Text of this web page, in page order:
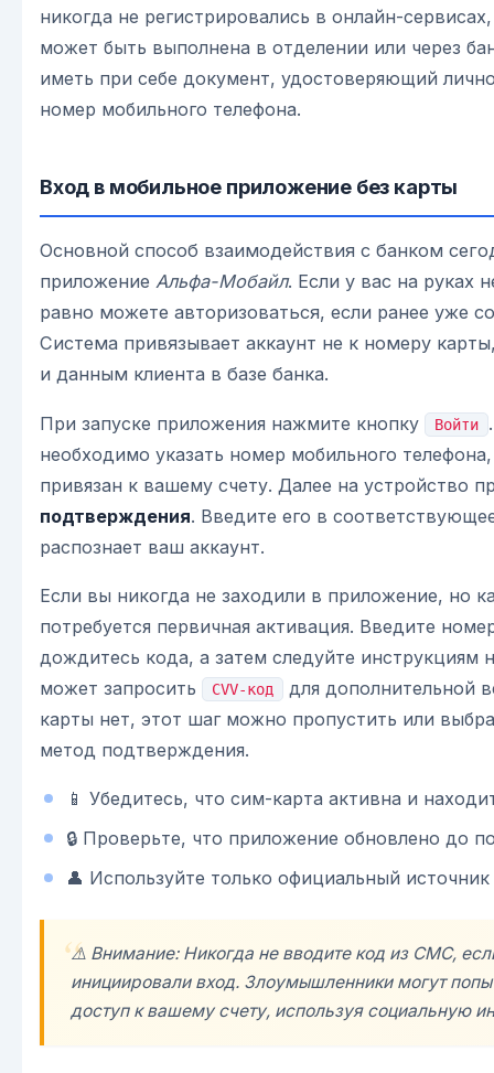
никогда не регистрировались в онлайн-
может быть выполнена в отделении или через
иметь при себе документ, удостоверяющий
номер мобильного телефона.
Вход в мобильное приложение без карты
Основной способ взаимодействия с банком
приложение Альфа-Мобайл. Если у вас на руках
равно можете авторизоваться, если ранее уже
Система привязывает аккаунт не к номеру
и данным клиента в базе банка.
При запуске приложения нажмите кнопку Войти
необходимо указать номер мобильного
привязан к вашему счету. Далее на устройство
подтверждения. Введите его в
распознает ваш аккаунт.
Если вы никогда не заходили в приложение, но
потребуется первичная активация. Введите
дождитесь кода, а затем следуйте инструкциям
может запросить
CVV-код
для дополнительной
карты нет, этот шаг можно пропустить или
метод подтверждения.
📱 Убедитесь, что сим-карта активна и
🔒 Проверьте, что приложение обновлено до
👤 Используйте только официальный источник
⚠️ Внимание: Никогда не вводите код из СМС,
инициировали вход. Злоумышленники могут
доступ к вашему счету, используя социальную